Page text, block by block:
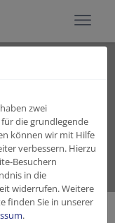
zwei
die grundlegende
können wir mit Hilfe
verbessern. Hierzu
Besuchern
in die
widerrufen. Weitere
finden Sie in unserer
.